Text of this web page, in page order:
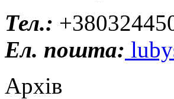
Тел.:
Ел. пошта:
Архів